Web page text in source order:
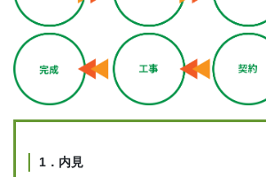
1．内見